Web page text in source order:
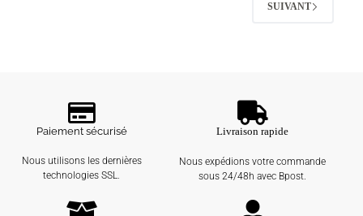
SUIVANT
Paiement sécurisé
Nous utilisons les dernières
technologies SSL.
Livraison rapide
Nous expédions votre commande
sous 24/48h avec Bpost.